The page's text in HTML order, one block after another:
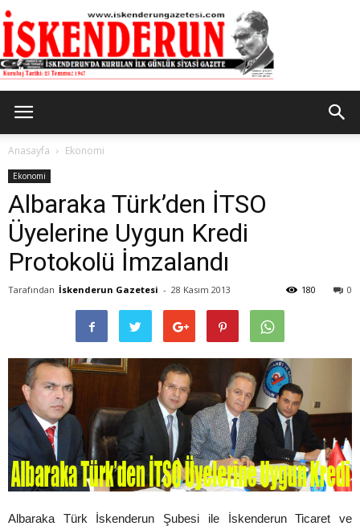
Gazetesi
Anasayfa Ekonomi
Ekonomi
Albaraka Türk’den İTSO
Üyelerine Uygun Kredi
Protokolü İmzalandı
Tarafından İskenderun Gazetesi - 28 Kasım 2013 0
180
Albaraka Türk İskenderun Şubesi ile İskenderun Ticaret ve